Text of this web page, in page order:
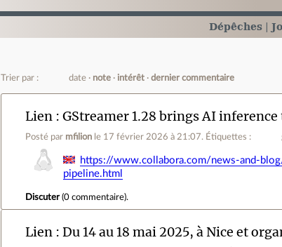
Dépêches
Trier par : date note intérêt dernier commentaire
Lien GStreamer 1.28 brings AI
Posté par mfilion le 17 février 2026 à 21:07. Étiquettes :
https://www.collabora.com/news-and-
pipeline.html
Discuter(0 commentaire).
Lien Du 14 au 18 mai 2025, à Nice et